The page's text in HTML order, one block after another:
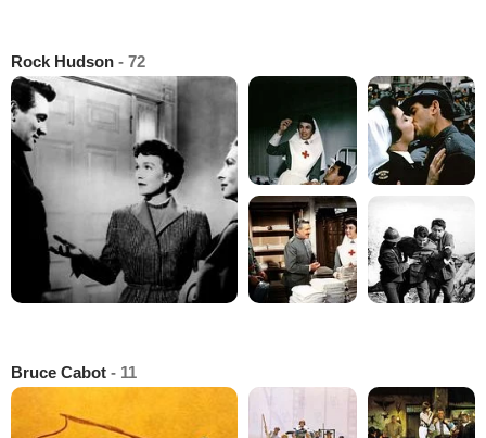
Rock Hudson - 72
Bruce Cabot - 11